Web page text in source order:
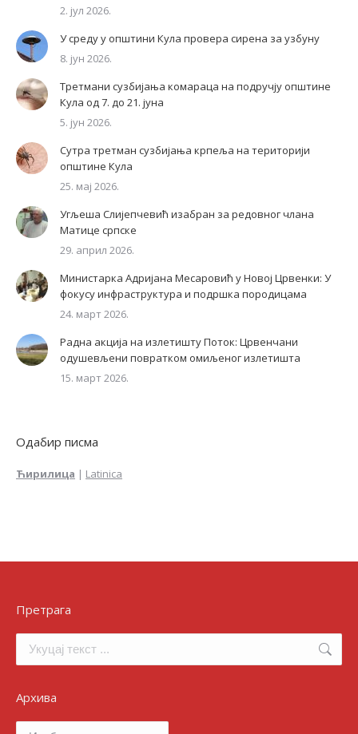
2. јул 2026.
У среду у општини Кула провера сирена за узбуну
8. јун 2026.
Третмани сузбијања комараца на подручју општине
Кула од 7. до 21. јуна
5. јун 2026.
Сутра третман сузбијања крпеља на територији
општине Кула
25. мај 2026.
Угљеша Слијепчевић изабран за редовног члана
Матице српске
29. април 2026.
Министарка Адријана Месаровић у Новој Црвенки: У
фокусу инфраструктура и подршка породицама
24. март 2026.
Радна акција на излетишту Поток: Црвенчани
одушевљени повратком омиљеног излетишта
15. март 2026.
Одабир писма
Ћирилица | Latinica
Претрага
Архива